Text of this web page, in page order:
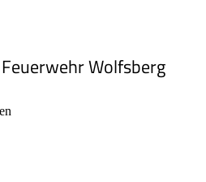
Wolfsberg